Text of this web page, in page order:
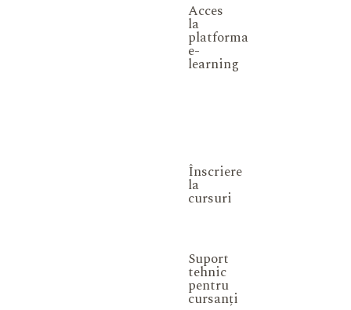
Acces
la
platforma
e-
learning
Înscriere
la
cursuri
Suport
tehnic
pentru
cursanți